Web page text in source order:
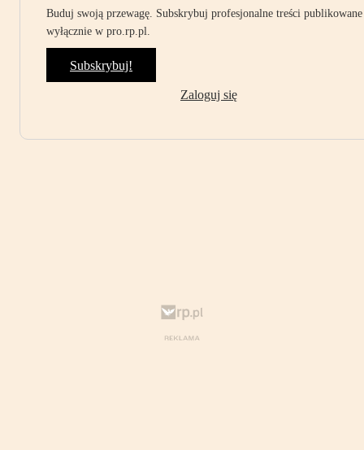
Buduj swoją przewagę. Subskrybuj profesjonalne treści publikowane
wyłącznie w pro.rp.pl.
Subskrybuj!
Zaloguj się